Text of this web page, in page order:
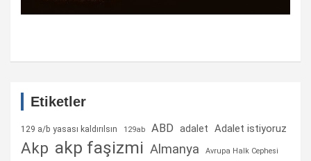
Etiketler
129 a/b yasası kaldırılsın 129ab ABD adalet Adalet istiyoruz
Akp akp faşizmi Almanya Avrupa Halk Cephesi